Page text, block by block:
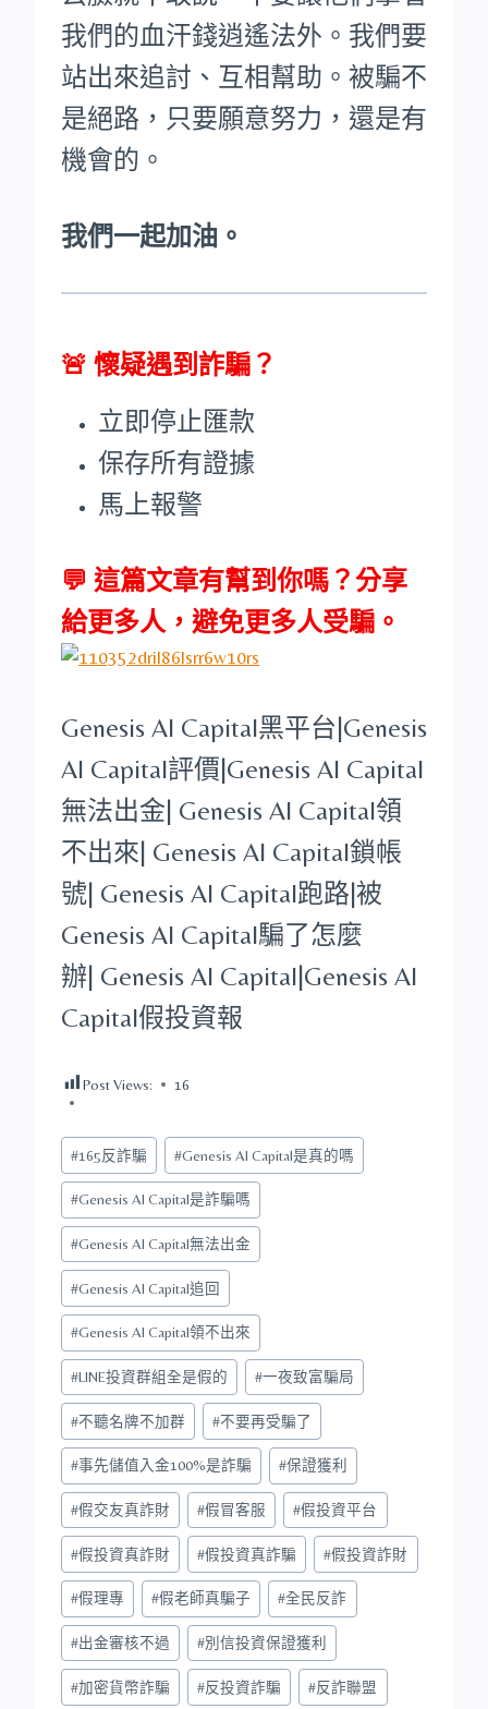
我們的血汗錢逍遙法外。 我們要
站出來追討、互相幫助。被騙不
是絕路，只要願意努力，還是有
機會的。
我們一起加油。
🚨 懷疑遇到詐騙？
立即停止匯款
保存所有證據
馬上報警
💬 這篇文章有幫到你嗎？分享
給更多人，避免更多人受騙。
Genesis AI Capital黑平台|Genesis
AI Capital評價|Genesis AI Capital
無法出金| Genesis AI Capital領
不出來| Genesis AI Capital鎖帳
號| Genesis AI Capital跑路|被
Genesis AI Capital騙了怎麼
辦| Genesis AI Capital|Genesis AI
Capital假投資報
Post Views: 16
Post
Tags:
#165反詐騙 #Genesis AI Capital是真的嗎
#Genesis AI Capital是詐騙嗎
#Genesis AI Capital無法出金
#Genesis AI Capital追回
#Genesis AI Capital領不出來
#LINE投資群組全是假的 #一夜致富騙局
#不聽名牌不加群 #不要再受騙了
#事先儲值入金100%是詐騙 #保證獲利
#假交友真詐財 #假冒客服 #假投資平台
#假投資真詐財 #假投資真詐騙 #假投資詐財
#假理專 #假老師真騙子 #全民反詐
#出金審核不過 #別信投資保證獲利
#加密貨幣詐騙 #反投資詐騙 #反詐聯盟